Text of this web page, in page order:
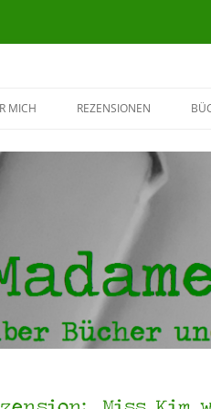
MICH REZENSIONEN
♥HERZENSBÜCHER ♥
4 STERNE REZENSIONEN
3 STERNE REZENSIONEN